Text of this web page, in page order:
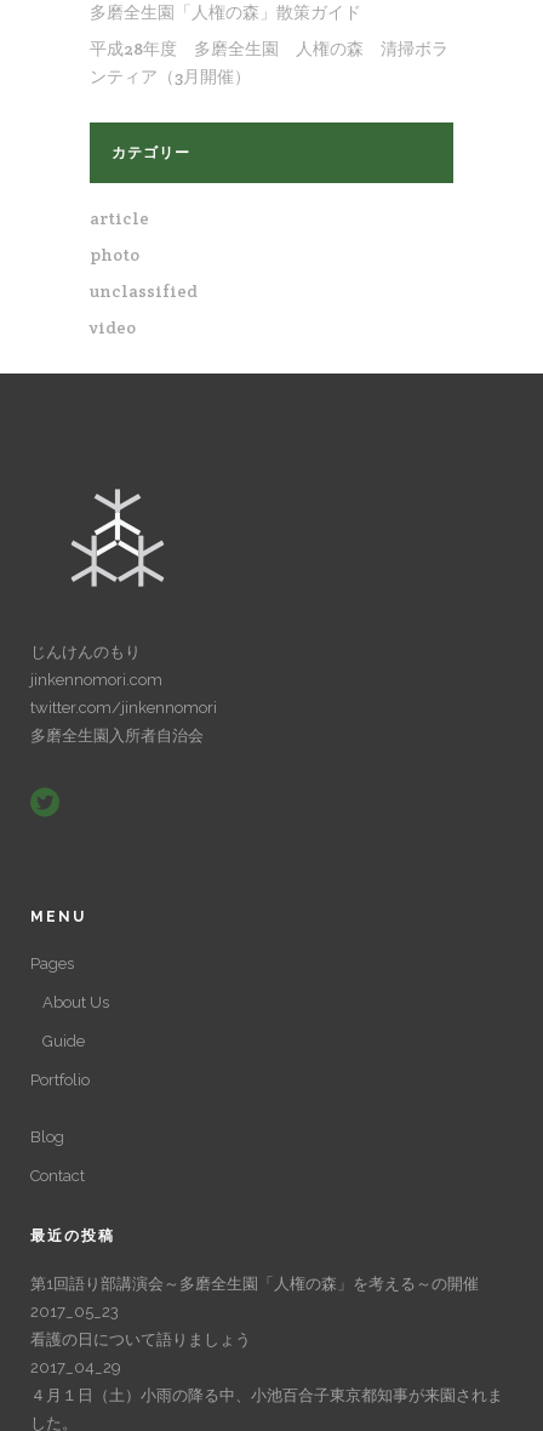
多磨全生園「人権の森」散策ガイド
平成28年度 多磨全生園 人権の森 清掃ボラ
ンティア（3月開催）
カテゴリー
article
photo
unclassified
video
じんけんのもり
jinkennomori.com
twitter.com/jinkennomori
多磨全生園入所者自治会
MENU
Pages
About Us
Guide
Portfolio
Blog
Contact
最近の投稿
第1回語り部講演会～多磨全生園「人権の森」を考える～の開催
2017_05_23
看護の日について語りましょう
2017_04_29
４月１日（土）小雨の降る中、小池百合子東京都知事が来園されま
した。